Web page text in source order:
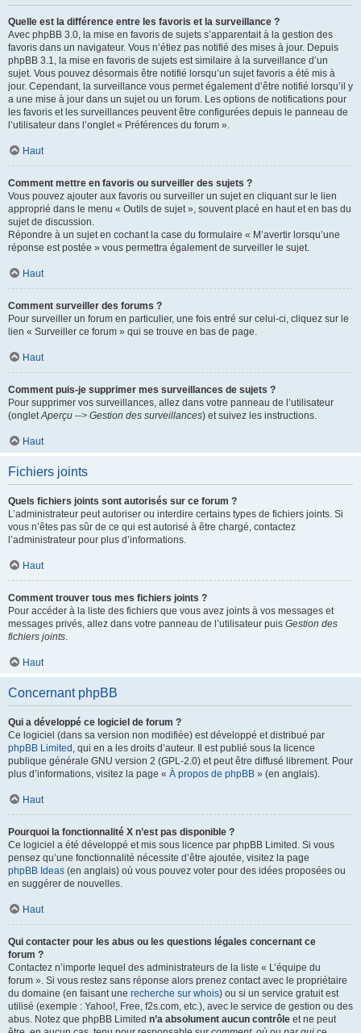
Quelle est la différence entre les favoris et la surveillance ?
Avec phpBB 3.0, la mise en favoris de sujets s’apparentait à la gestion des
favoris dans un navigateur. Vous n’étiez pas notifié des mises à jour. Depuis
phpBB 3.1, la mise en favoris de sujets est similaire à la surveillance d’un
sujet. Vous pouvez désormais être notifié lorsqu’un sujet favoris a été mis à
jour. Cependant, la surveillance vous permet également d’être notifié lorsqu’il y
a une mise à jour dans un sujet ou un forum. Les options de notifications pour
les favoris et les surveillances peuvent être configurées depuis le panneau de
l’utilisateur dans l’onglet « Préférences du forum ».
Haut
Comment mettre en favoris ou surveiller des sujets ?
Vous pouvez ajouter aux favoris ou surveiller un sujet en cliquant sur le lien
approprié dans le menu « Outils de sujet », souvent placé en haut et en bas du
sujet de discussion.
Répondre à un sujet en cochant la case du formulaire « M’avertir lorsqu’une
réponse est postée » vous permettra également de surveiller le sujet.
Haut
Comment surveiller des forums ?
Pour surveiller un forum en particulier, une fois entré sur celui-ci, cliquez sur le
lien « Surveiller ce forum » qui se trouve en bas de page.
Haut
Comment puis-je supprimer mes surveillances de sujets ?
Pour supprimer vos surveillances, allez dans votre panneau de l’utilisateur
(ongletAperçu --> Gestion des surveillances) et suivez les instructions.
Haut
Fichiers joints
Quels fichiers joints sont autorisés sur ce forum ?
L’administrateur peut autoriser ou interdire certains types de fichiers joints. Si
vous n’êtes pas sûr de ce qui est autorisé à être chargé, contactez
l’administrateur pour plus d’informations.
Haut
Comment trouver tous mes fichiers joints ?
Pour accéder à la liste des fichiers que vous avez joints à vos messages et
messages privés, allez dans votre panneau de l’utilisateur puis Gestion des
fichiers joints.
Haut
Concernant phpBB
Qui a développé ce logiciel de forum ?
Ce logiciel (dans sa version non modifiée) est développé et distribué par
phpBB Limited , qui en a les droits d’auteur. Il est publié sous la licence
publique générale GNU version 2 (GPL-2.0) et peut être diffusé librement. Pour
plus d’informations, visitez la page « À propos de phpBB » (en anglais).
Haut
Pourquoi la fonctionnalité X n’est pas disponible ?
Ce logiciel a été développé et mis sous licence par phpBB Limited. Si vous
pensez qu’une fonctionnalité nécessite d’être ajoutée, visitez la page
phpBB Ideas (en anglais) où vous pouvez voter pour des idées proposées ou
en suggérer de nouvelles.
Haut
Qui contacter pour les abus ou les questions légales concernant ce
forum ?
Contactez n’importe lequel des administrateurs de la liste « L’équipe du
forum ». Si vous restez sans réponse alors prenez contact avec le propriétaire
du domaine (en faisant une recherche sur whois) ou si un service gratuit est
utilisé (exemple : Yahoo!, Free, f2s.com, etc.), avec le service de gestion ou des
abus. Notez que phpBB Limited n’a absolument aucun contrôle et ne peut